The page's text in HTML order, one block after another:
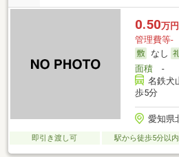
0.50万円
管理費等-
なし
面積-
名鉄犬
歩5分
愛知県
即引き渡し可 駅から徒歩5分以内